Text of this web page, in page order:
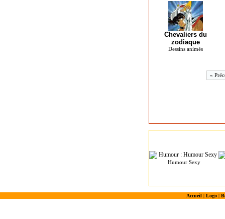
Chevaliers du
zodiaque
Dessins animés
«
Humour Sexy
Accueil| Logo|